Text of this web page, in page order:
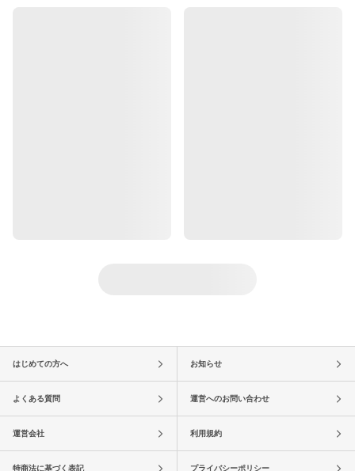
はじめての方へ お知らせ
よくある質問 運営へのお問い合わせ
運営会社 利用規約
特商法に基づく表記 プライバシーポリシー